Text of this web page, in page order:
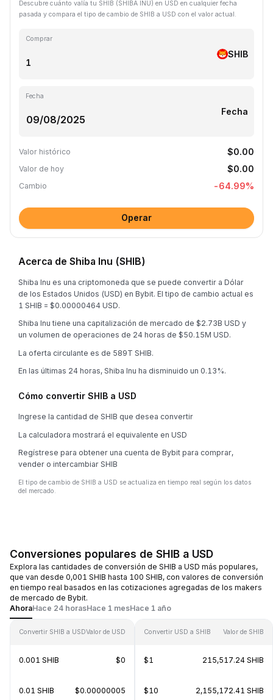
Descubre cuánto valía tu SHIB (SHIBA INU) en USD en cualquier fecha
pasada y compara el tipo de cambio de SHIB a USD con el valor actual.
Comprar
SHIB
Fecha
Fecha
Valor histórico $0.00
Valor de hoy $0.00
Cambio -64.99%
Operar
Acerca de Shiba Inu (SHIB)
Shiba Inu es una criptomoneda que se puede convertir a Dólar
de los Estados Unidos (USD) en Bybit. El tipo de cambio actual es
1 SHIB = $0.00000464 USD.
Shiba Inu tiene una capitalización de mercado de $2.73B USD y
un volumen de operaciones de 24 horas de $50.15M USD.
La oferta circulante es de 589T SHIB.
En las últimas 24 horas, Shiba Inu ha disminuido un 0.13%.
Cómo convertir SHIB a USD
Ingrese la cantidad de SHIB que desea convertir
La calculadora mostrará el equivalente en USD
Regístrese para obtener una cuenta de Bybit para comprar,
vender o intercambiar SHIB
El tipo de cambio de SHIB a USD se actualiza en tiempo real según los datos
del mercado.
Conversiones populares de SHIB a USD
Explora las cantidades de conversión de SHIB a USD más populares,
que van desde 0,001 SHIB hasta 100 SHIB, con valores de conversión
en tiempo real basados en las cotizaciones agregadas de los makers
de mercado de Bybit.
AhoraHace 24 horasHace 1 mesHace 1 año
Convertir SHIB a USDValor de USD
0.001 SHIB $0
0.01 SHIB $0.00000005
Convertir USD a SHIB Valor de SHIB
$1 215,517.24 SHIB
$10 2,155,172.41 SHIB